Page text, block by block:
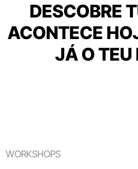
DESCOBRE
ACONTECE
JÁ O TEU
WORKSHOPS